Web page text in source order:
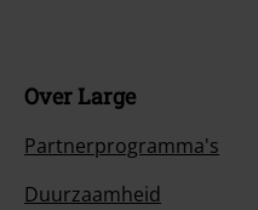
Over Large
Partnerprogramma's
Duurzaamheid